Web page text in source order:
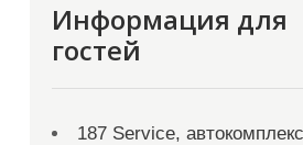
Информация для
гостей
187 Service, автокомплекс